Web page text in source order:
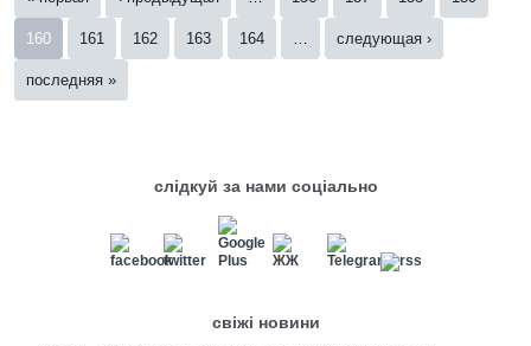
160 161 162 163 164 … следующая ›
последняя »
слідкуй за нами соціально
свіжі новини